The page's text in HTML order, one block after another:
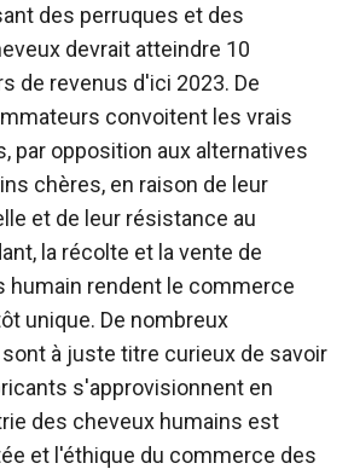
des perruques et des
devrait atteindre 10
de revenus d'ici 2023. De
convoitent les vrais
par opposition aux alternatives
chères, en raison de leur
et de leur résistance au
la récolte et la vente de
humain rendent le commerce
unique. De nombreux
à juste titre curieux de savoir
s'approvisionnent en
des cheveux humains est
et l'éthique du commerce des